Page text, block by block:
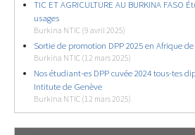
TIC ET AGRICULTURE AU BURKINA FASO
usages
Burkina NTIC (9 avril 2025)
Sortie de promotion DPP 2025 en Afrique de
Burkina NTIC (12 mars 2025)
Nos étudiant-es DPP cuvée 2024 tous-tes
Intitute de Genève
Burkina NTIC (12 mars 2025)